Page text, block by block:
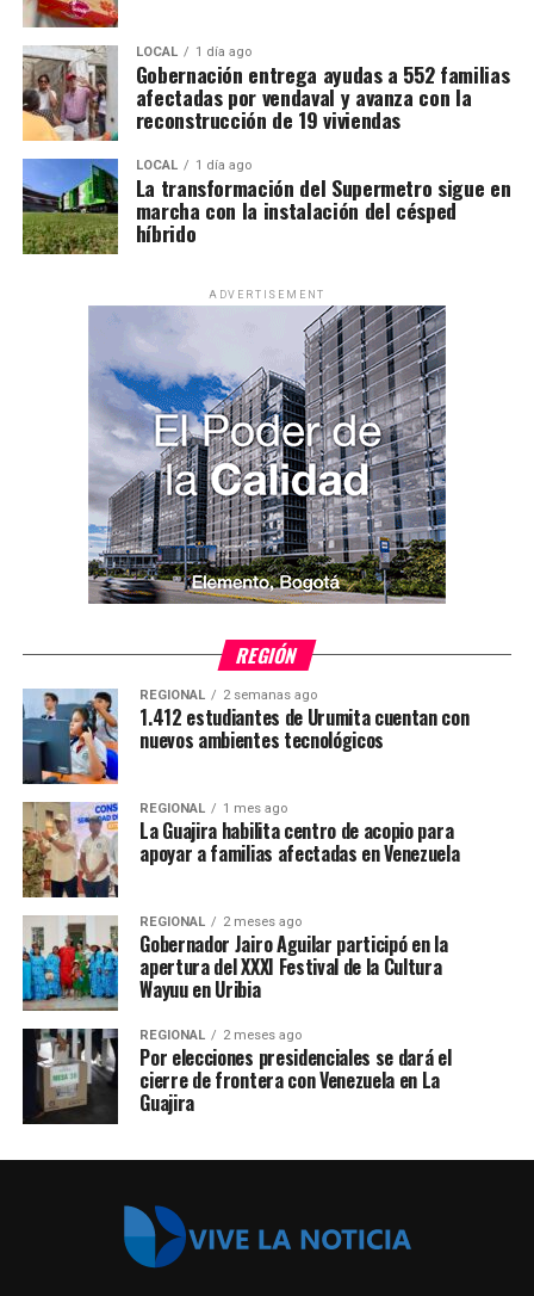
LOCAL 1 día ago
Gobernación entrega ayudas a 552 familias
afectadas por vendaval y avanza con la
reconstrucción de 19 viviendas
LOCAL 1 día ago
La transformación del Supermetro sigue en
marcha con la instalación del césped
híbrido
ADVERTISEMENT
REGIÓN
REGIONAL 2 semanas ago
1.412 estudiantes de Urumita cuentan con
nuevos ambientes tecnológicos
REGIONAL 1 mes ago
La Guajira habilita centro de acopio para
apoyar a familias afectadas en Venezuela
REGIONAL 2 meses ago
Gobernador Jairo Aguilar participó en la
apertura del XXXI Festival de la Cultura
Wayuu en Uribia
REGIONAL 2 meses ago
Por elecciones presidenciales se dará el
cierre de frontera con Venezuela en La
Guajira